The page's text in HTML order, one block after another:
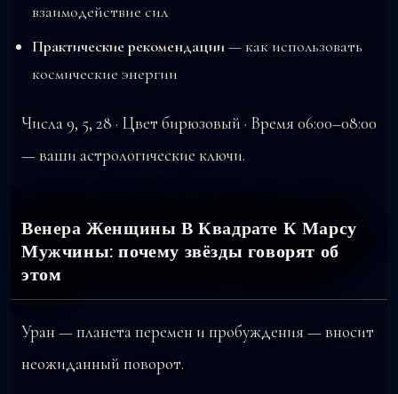
взаимодействие сил
Практические рекомендации— как использовать
космические энергии
Числа 9, 5, 28 · Цвет бирюзовый · Время 06:00–08:00
— ваши астрологические ключи.
Венера Женщины В Квадрате К Марсу
Мужчины: почему звёзды говорят об
этом
Уран — планета перемен и пробуждения — вносит
неожиданный поворот.